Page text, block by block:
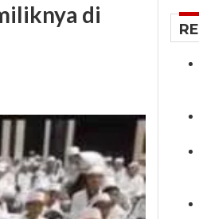
di